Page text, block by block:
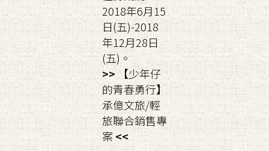
2018年6月15
日(五)-2018
年12月28日
(五)。
>>【少年仔
的青春勇行】
承億文旅/輕
旅聯合銷售專
案<<